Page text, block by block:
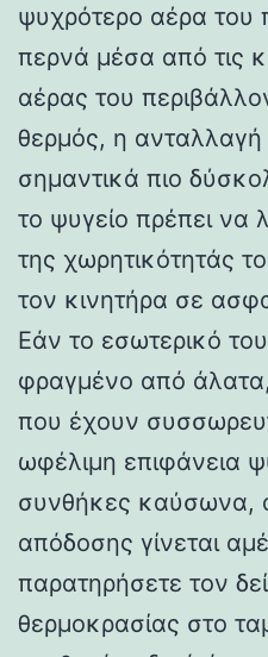
ψυχρότερο αέρα του
περνά μέσα από τις
αέρας του
θερμός, η ανταλλαγή
σημαντικά πιο
το ψυγείο πρέπει να
της χωρητικότητάς
τον κινητήρα σε
Εάν το εσωτερικό
φραγμένο από
που έχουν
ωφέλιμη επιφάνεια
συνθήκες καύσωνα,
απόδοσης γίνεται
παρατηρήσετε τον
θερμοκρασίας στο